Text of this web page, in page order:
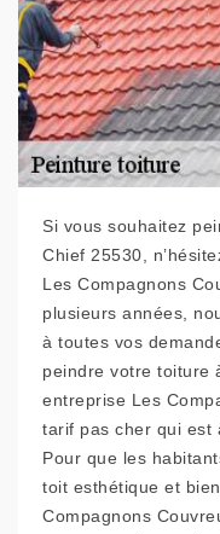
Si vous souhaitez
Chief 25530,
Les Compagnons
plusieurs années,
à toutes vos
peindre votre toiture
entreprise Les
tarif pas cher qui est
Pour que les
toit esthétique et
Compagnons